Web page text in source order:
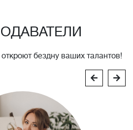
бездну ваших талантов!